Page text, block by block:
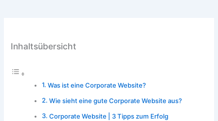
Inhaltsübersicht
Was ist eine Corporate Website?
Wie sieht eine gute Corporate Website aus?
Corporate Website | 3 Tipps zum Erfolg